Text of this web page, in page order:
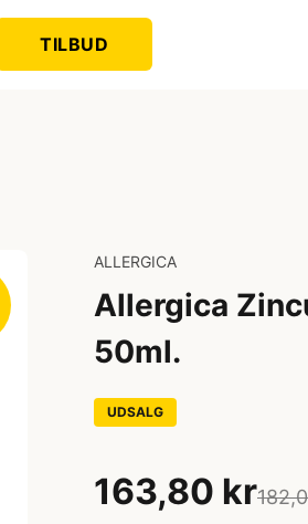
TILBUD
ALLERGICA
Allergica
50ml.
UDSALG
163,80 kr